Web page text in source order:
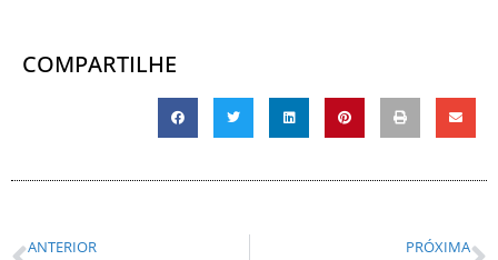
COMPARTILHE
ANTERIOR PRÓXIMA